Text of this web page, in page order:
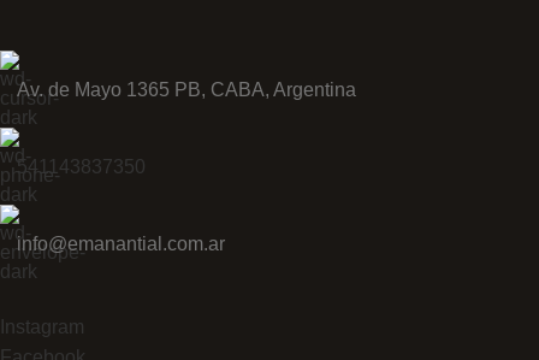
Av. de Mayo 1365 PB, CABA, Argentina
541143837350
info@emanantial.com.ar
Instagram